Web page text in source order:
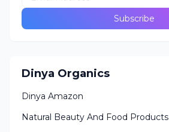
Dinya Organics
Dinya Amazon
Natural Beauty And Food Products